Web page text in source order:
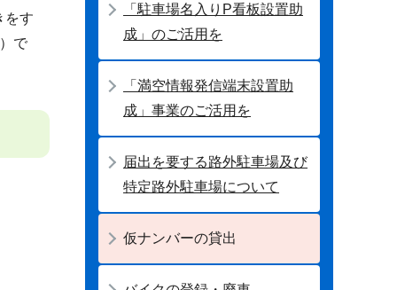
をす
で
「駐車場名入りP看板設置助
成」のご活用を
「満空情報発信端末設置助
成」事業のご活用を
届出を要する路外駐車場及び
特定路外駐車場について
仮ナンバーの貸出